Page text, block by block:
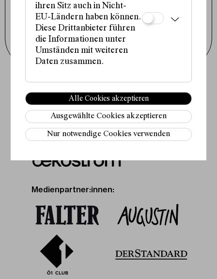
Instagram
Facebook
Tiktok
Newsletter abonnieren
Partner:in:
Medienpartner:innen:
ihren Sitz auch in Nicht-
EU-Ländern haben können.
Diese Drittanbieter führen
die Informationen unter
Umständen mit weiteren
Daten zusammen.
Alle Cookies akzeptieren
Ausgewählte Cookies akzeptieren
Nur notwendige Cookies verwenden